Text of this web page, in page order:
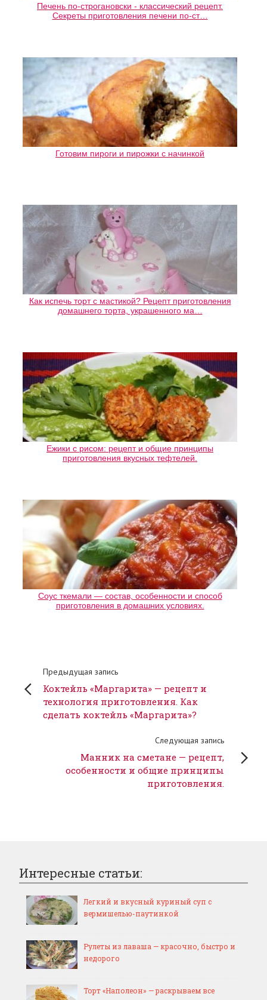
Печень по-строгановски - классический рецепт.
Секреты приготовления печени по-ст…
Готовим пироги и пирожки с начинкой
Как испечь торт с мастикой? Рецепт приготовления
домашнего торта, украшенного ма…
Ежики с рисом: рецепт и общие принципы
приготовления вкусных тефтелей.
Соус ткемали — состав, особенности и способ
приготовления в домашних условиях.
Предыдущая запись
Коктейль «Маргарита» — рецепт и
технология приготовления. Как
сделать коктейль «Маргарита»?
Следующая запись
Манник на сметане — рецепт,
особенности и общие принципы
приготовления.
Интересные статьи:
Легкий и вкусный куриный суп с
вермишелью-паутинкой
Рулеты из лаваша — красочно, быстро и
недорого
Торт «Наполеон» — раскрываем все